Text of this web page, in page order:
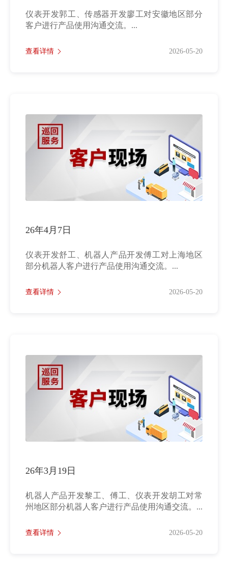
仪表开发郭工、传感器开发廖工对安徽地区部分
客户进行产品使用沟通交流。...
查看详情 2026-05-20
26年4月7日
仪表开发舒工、机器人产品开发傅工对上海地区
部分机器人客户进行产品使用沟通交流。...
查看详情 2026-05-20
26年3月19日
机器人产品开发黎工、傅工、仪表开发胡工对常
州地区部分机器人客户进行产品使用沟通交流。...
查看详情 2026-05-20